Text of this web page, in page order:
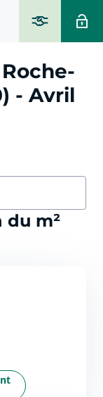
Roche-
- Avril
du m²